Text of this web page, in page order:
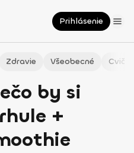
Prihlásenie
Zdravie Všeobecné
by si
+